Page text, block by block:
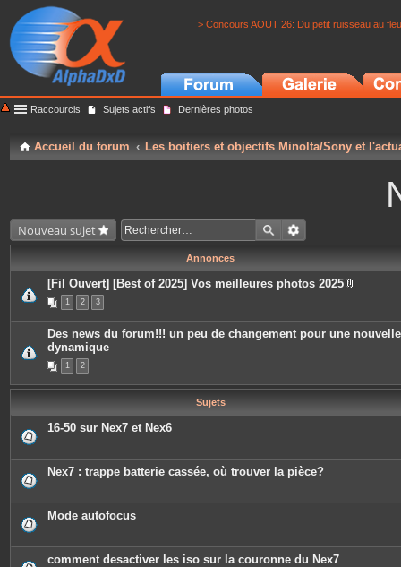
> Concours AOUT 26: Du petit ruisseau au
Raccourcis Sujets actifs Dernières photos
Accueil du forum Les boitiers et objectifs Minolta/Sony et
Nouveau sujet
Annonces
[Fil Ouvert] [Best of 2025] Vos meilleures photos 2025
c
e
n
1 2 3
Des news du forum!!! un peu de changement pour une nouvelle
dynamique
1 2
Sujets
16-50 sur Nex7 et Nex6
Nex7 : trappe batterie cassée, où trouver la pièce?
Mode autofocus
comment desactiver les iso sur la couronne du Nex7